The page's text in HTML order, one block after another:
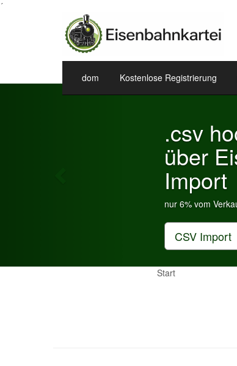
´
dom Kostenlose Registrierung
Previous
Start